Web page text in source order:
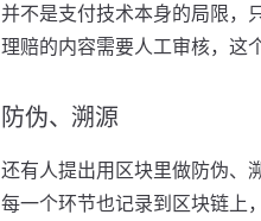
并不是支付技术本身的局限，
理赔的内容需要人工审核，这
防伪、溯源
还有人提出用区块里做防伪、
每一个环节也记录到区块链上